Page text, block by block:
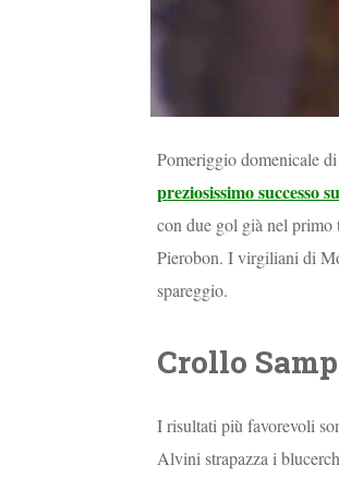
Pomeriggio domenicale
preziosissimo successo
con due gol già nel primo
Pierobon. I virgiliani di
spareggio.
Crollo
I risultati più favorevoli
Alvini strapazza i